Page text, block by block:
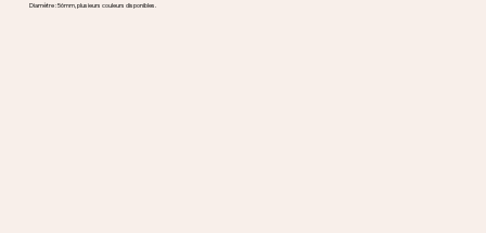
Diamètre : 56mm, plusieurs couleurs disponibles.